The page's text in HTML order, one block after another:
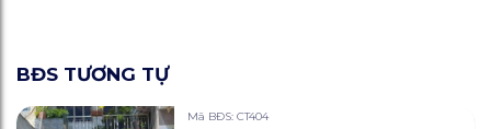
BĐS TƯƠNG TỰ
Mã BĐS: CT404